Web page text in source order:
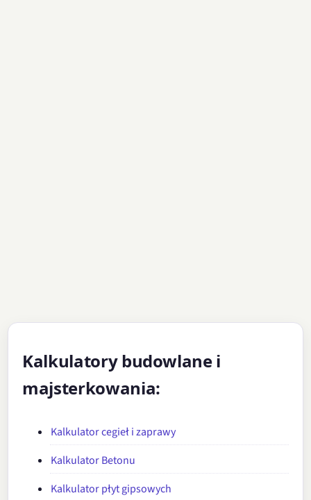
Kalkulatory budowlane i
majsterkowania:
Kalkulator cegieł i zaprawy
Kalkulator Betonu
Kalkulator płyt gipsowych